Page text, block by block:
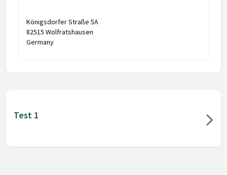
Königsdorfer Straße 5A
82515 Wolfratshausen
Germany
Test 1